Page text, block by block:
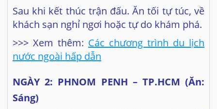
Sau khi kết thúc trận đấu. Ăn tối tự túc, về
khách sạn nghỉ ngơi hoặc tự do khám phá.
>>> Xem thêm: Các chương trình du lịch
nước ngoài hấp dẫn
NGÀY 2: PHNOM PENH – TP.HCM (Ăn:
Sáng)